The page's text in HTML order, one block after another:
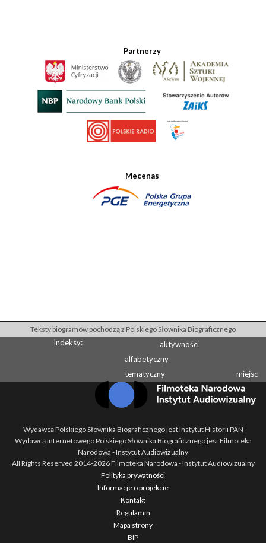
Partnerzy
Mecenas
Teksty biogramów pochodzą z Polskiego Słownika Biograficznego
Indeksy:
aktywności
alfabetyczny
tematyczny
miejsc
Wydawcą Polskiego Słownika Biograficznego jest Instytut Historii PAN
Wydawcą Internetowego Polskiego Słownika Biograficznego jest Filmoteka
Narodowa - Instytut Audiowizualny
All Rights Reserved 2014-2026Filmoteka Narodowa - Instytut Audiowizualny
Polityka prywatności
Informacje o projekcie
Kontakt
Regulamin
Mapa strony
BIP